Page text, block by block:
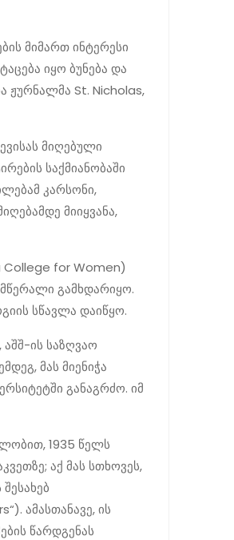
მიმართ ინტერესი
იყო ბუნება და
ჟურნალმა St. Nicholas,
მიღებული
საქმიანობაში
კარსონი,
მიიყვანა,
College for Women)
გამხდარიყო.
სწავლა დაიწყო.
ის საზღვაო
მას მიენიჭა
განაგრძო. იმ
1935 წელს
აქ მას სთხოვეს,
ამასთანავე, ის
წარდგენას